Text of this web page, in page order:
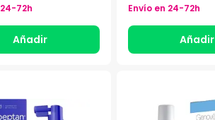
24-72h
Añadir
Envío en 24-72h
Añadir